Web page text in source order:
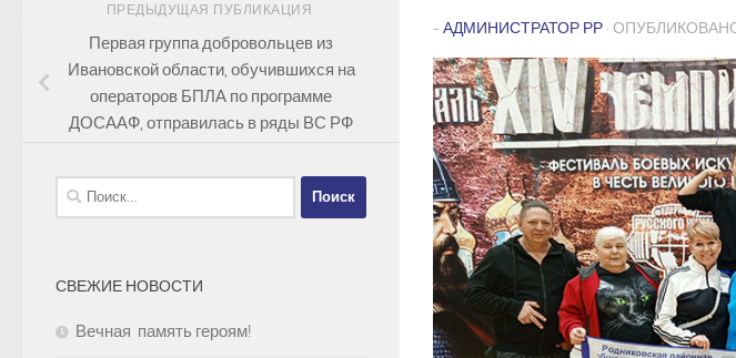
- АДМИНИСТРАТОР РР ·
ПРЕДЫДУЩАЯ ПУБЛИКАЦИЯ
Первая группа добровольцев из
Ивановской области, обучившихся на
операторов БПЛА по программе
ДОСААФ, отправилась в ряды ВС РФ
Найти:
СВЕЖИЕ НОВОСТИ
Вечная память героям!